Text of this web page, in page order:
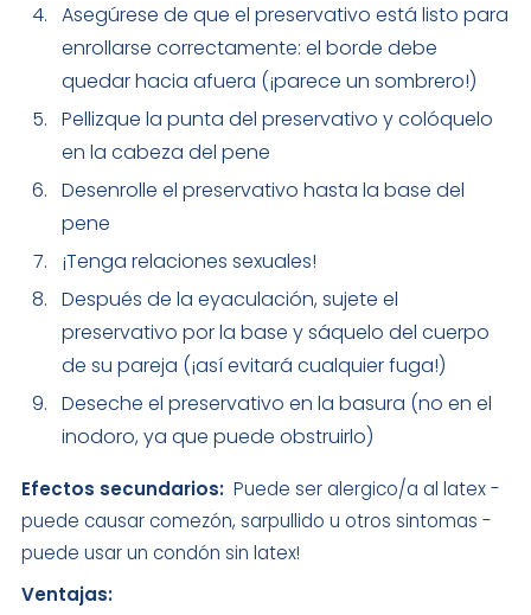
Asegúrese de que el preservativo está listo para
enrollarse correctamente: el borde debe
quedar hacia afuera (¡parece un sombrero!)
Pellizque la punta del preservativo y colóquelo
en la cabeza del pene
Desenrolle el preservativo hasta la base del
pene
¡Tenga relaciones sexuales!
Después de la eyaculación, sujete el
preservativo por la base y sáquelo del cuerpo
de su pareja (¡así evitará cualquier fuga!)
Deseche el preservativo en la basura (no en el
inodoro, ya que puede obstruirlo)
Efectos secundarios: Puede ser alergico/a al latex -
puede causar comezón, sarpullido u otros sintomas -
puede usar un condón sin latex!
Ventajas: